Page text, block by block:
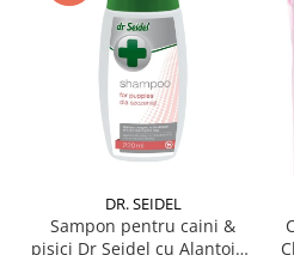
DR. SEIDEL
Sampon pentru caini &
pisici Dr Seidel cu Alantoina